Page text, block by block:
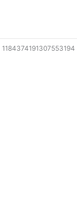
1184374191307553194